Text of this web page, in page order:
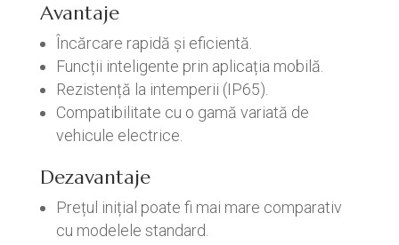
Avantaje
Încărcare rapidă și eficientă.
Funcții inteligente prin aplicația mobilă.
Rezistență la intemperii (IP65).
Compatibilitate cu o gamă variată de
vehicule electrice.
Dezavantaje
Prețul inițial poate fi mai mare comparativ
cu modelele standard.